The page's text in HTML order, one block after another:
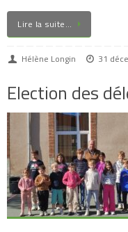
Lire la suite…
Hélène Longin 31
Election des